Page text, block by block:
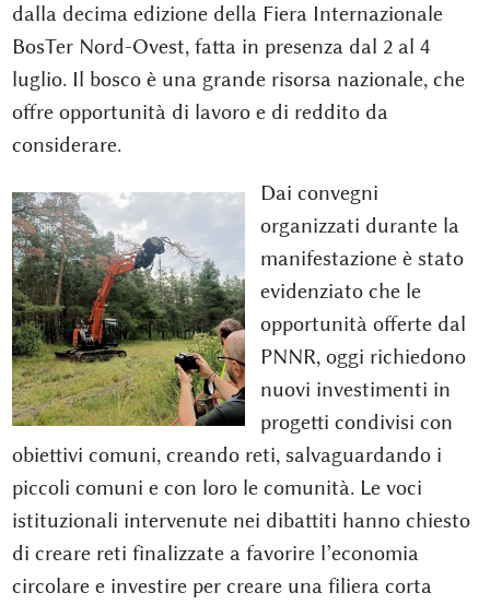
dalla decima edizione della Fiera Internazionale
BosTer Nord-Ovest, fatta in presenza dal 2 al 4
luglio. Il bosco è una grande risorsa nazionale, che
offre opportunità di lavoro e di reddito da
considerare.
Dai convegni
organizzati durante la
manifestazione è stato
evidenziato che le
opportunità offerte dal
PNNR, oggi richiedono
nuovi investimenti in
progetti condivisi con
obiettivi comuni, creando reti, salvaguardando i
piccoli comuni e con loro le comunità. Le voci
istituzionali intervenute nei dibattiti hanno chiesto
di creare reti finalizzate a favorire l’economia
circolare e investire per creare una filiera corta